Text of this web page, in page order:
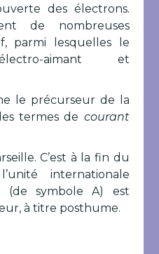
des électrons.
de nombreuses
parmi lesquelles le
aimant et
le précurseur de la
termes de courant
C’est à la fin du
internationale
(de symbole A) est
à titre posthume.